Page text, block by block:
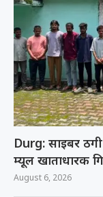
Durg: साइबर
म्यूल खाताधारक
August 6, 2026